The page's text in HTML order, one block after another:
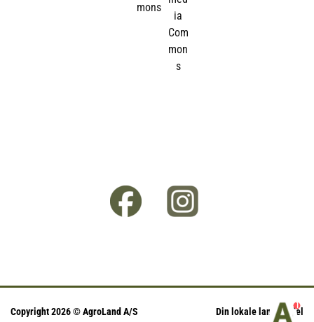
Copyright 2026 © AgroLand A/S Din lokale landhandel
1